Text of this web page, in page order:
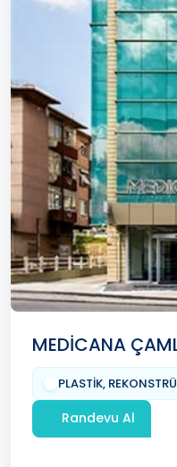
MEDİCANA
PLASTİK,
Randevu Al